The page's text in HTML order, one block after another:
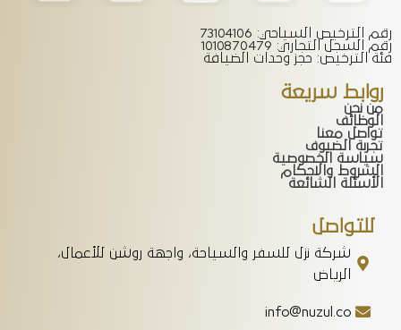
رقم الترخيص السياحي: 73104106
رقم السجل التجاري: 1010870479
فئة الترخيص: حجز وحدات الضيافة
روابط سريعة
من نحن
الوظائف
تواصل معنا
تجربة الضيوف
سياسة الخصوصية
الشروط والاحكام
الأسئلة الشائعة
للتواصل
شركة نزل للسفر والسياحة، واجهة روشن للأعمال،
الرياض
info@nuzul.co